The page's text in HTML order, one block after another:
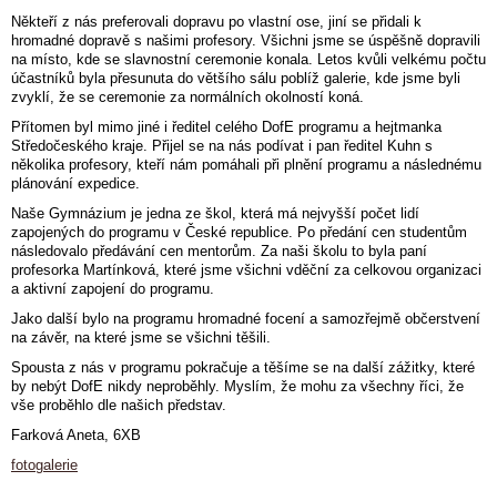
Někteří z nás preferovali dopravu po vlastní ose, jiní se přidali k
hromadné dopravě s našimi profesory. Všichni jsme se úspěšně dopravili
na místo, kde se slavnostní ceremonie konala. Letos kvůli velkému počtu
účastníků byla přesunuta do většího sálu poblíž galerie, kde jsme byli
zvyklí, že se ceremonie za normálních okolností koná.
Přítomen byl mimo jiné i ředitel celého DofE programu a hejtmanka
Středočeského kraje. Přijel se na nás podívat i pan ředitel Kuhn s
několika profesory, kteří nám pomáhali při plnění programu a následnému
plánování expedice.
Naše Gymnázium je jedna ze škol, která má nejvyšší počet lidí
zapojených do programu v České republice. Po předání cen studentům
následovalo předávání cen mentorům. Za naši školu to byla paní
profesorka Martínková, které jsme všichni vděční za celkovou organizaci
a aktivní zapojení do programu.
Jako další bylo na programu hromadné focení a samozřejmě občerstvení
na závěr, na které jsme se všichni těšili.
Spousta z nás v programu pokračuje a těšíme se na další zážitky, které
by nebýt DofE nikdy neproběhly. Myslím, že mohu za všechny říci, že
vše proběhlo dle našich představ.
Farková Aneta, 6XB
fotogalerie